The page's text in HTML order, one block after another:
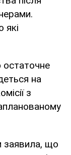
які
на
з
заявила, що